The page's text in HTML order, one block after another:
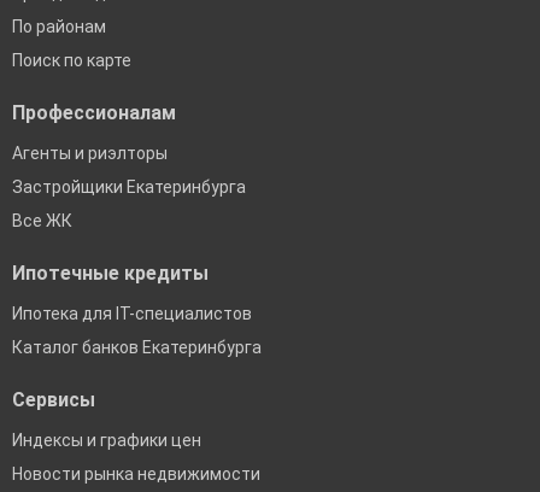
По районам
Поиск по карте
Профессионалам
Агенты и риэлторы
Застройщики Екатеринбурга
Все ЖК
Ипотечные кредиты
Ипотека для IT-специалистов
Каталог банков Екатеринбурга
Сервисы
Индексы и графики цен
Новости рынка недвижимости